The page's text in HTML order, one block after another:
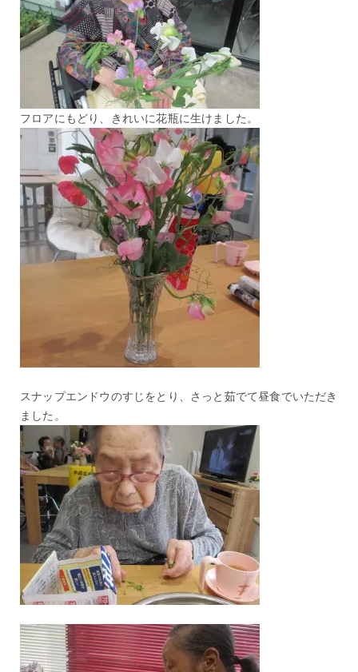
フロアにもどり、きれいに花瓶に生けました。
スナップエンドウのすじをとり、さっと茹でて昼食でいただき
ました。